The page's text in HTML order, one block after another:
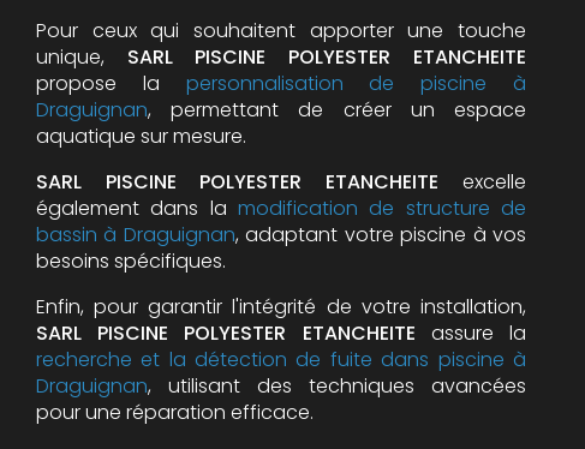
Pour ceux qui souhaitent apporter une touche
unique, SARL PISCINE POLYESTER ETANCHEITE
propose la personnalisation de piscine à
Draguignan, permettant de créer un espace
aquatique sur mesure.
SARL PISCINE POLYESTER ETANCHEITE excelle
également dans la modification de structure de
bassin à Draguignan, adaptant votre piscine à vos
besoins spécifiques.
Enfin, pour garantir l'intégrité de votre installation,
SARL PISCINE POLYESTER ETANCHEITE assure la
recherche et la détection de fuite dans piscine à
Draguignan, utilisant des techniques avancées
pour une réparation efficace.